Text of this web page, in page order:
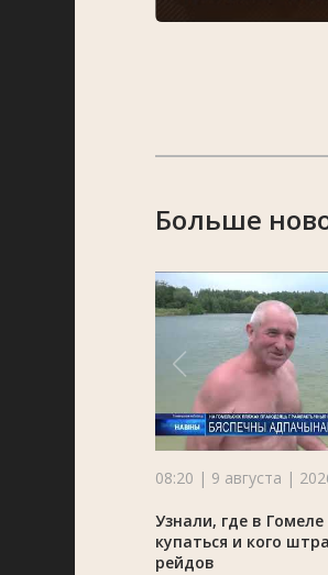
Больше
08:20 | 9 августа |
Узнали, где в Гомеле
купаться и кого
рейдов